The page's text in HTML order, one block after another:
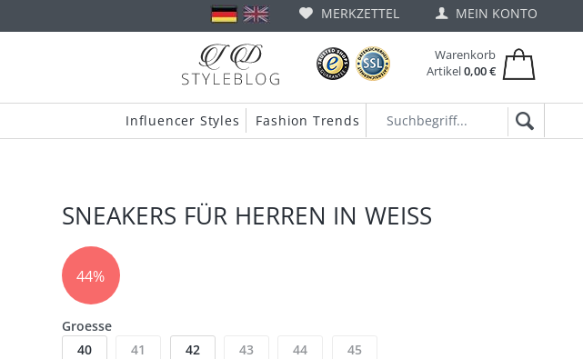
MERKZETTEL MEIN KONTO
Warenkorb
Artikel0,00 €
Influencer Styles Fashion Trends
SNEAKERS FÜR HERREN IN WEISS
44%
Groesse
40
41 42 43 44 45